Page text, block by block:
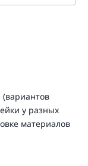
(вариантов
у разных
материалов